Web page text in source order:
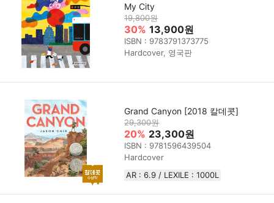
My City
19,800원
30% 13,900원
ISBN : 9783791373775
Hardcover, 영국판
Grand Canyon [2018 칼데콧]
29,300원
20% 23,300원
ISBN : 9781596439504
Hardcover
AR : 6.9 / LEXILE : 1000L